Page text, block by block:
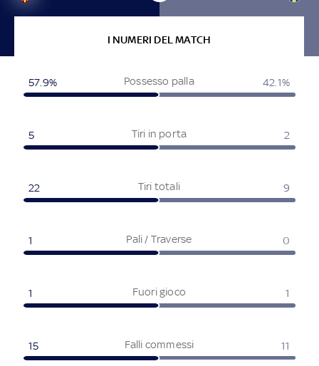
I NUMERI DEL MATCH
Possesso palla
57.9% 42.1%
Tiri in porta
5 2
Tiri totali
22 9
Pali / Traverse
1 0
Fuori gioco
1 1
Falli commessi
15 11